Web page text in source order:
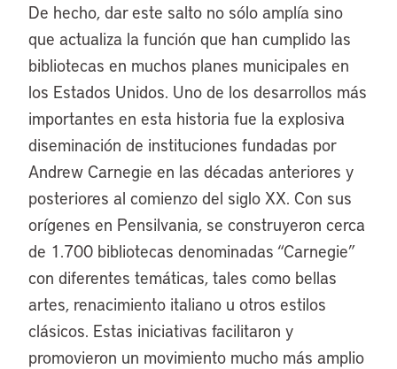
De hecho, dar este salto no sólo amplía sino
que actualiza la función que han cumplido las
bibliotecas en muchos planes municipales en
los Estados Unidos. Uno de los desarrollos más
importantes en esta historia fue la explosiva
diseminación de instituciones fundadas por
Andrew Carnegie en las décadas anteriores y
posteriores al comienzo del siglo XX. Con sus
orígenes en Pensilvania, se construyeron cerca
de 1.700 bibliotecas denominadas “Carnegie”
con diferentes temáticas, tales como bellas
artes, renacimiento italiano u otros estilos
clásicos. Estas iniciativas facilitaron y
promovieron un movimiento mucho más amplio